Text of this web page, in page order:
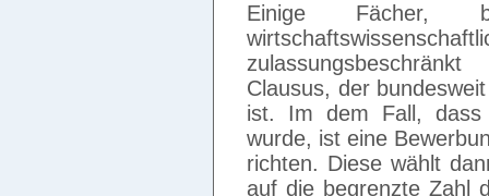
Einige Fächer,
Clausus, der
ist. Im dem Fall, dass
wurde, ist eine
richten. Diese wählt
auf die begrenzte Zahl